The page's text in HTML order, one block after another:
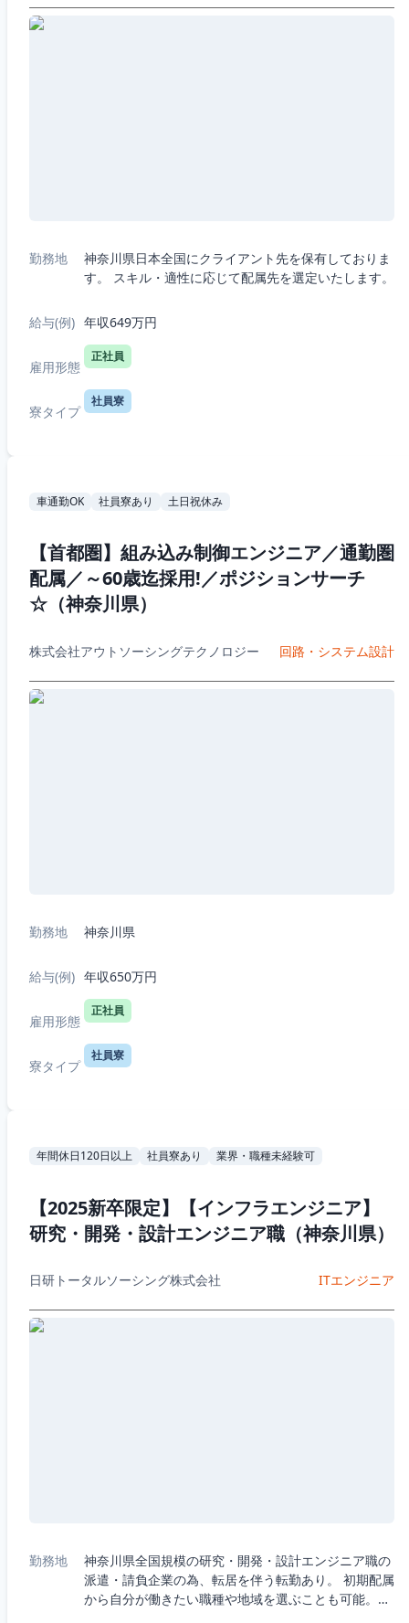
勤務地
神奈川県日本全国にクライアント先を保有しておりま
す。 スキル・適性に応じて配属先を選定いたします。
給与(例) 年収649万円
雇用形態
正社員
寮タイプ
社員寮
車通勤OK 社員寮あり 土日祝休み
【首都圏】組み込み制御エンジニア／通勤圏
配属／～60歳迄採用!／ポジションサーチ
☆（神奈川県）
株式会社アウトソーシングテクノロジー 回路・システム設計
勤務地 神奈川県
給与(例) 年収650万円
雇用形態
正社員
寮タイプ
社員寮
年間休日120日以上 社員寮あり 業界・職種未経験可
【2025新卒限定】【インフラエンジニア】
研究・開発・設計エンジニア職（神奈川県）
日研トータルソーシング株式会社 ITエンジニア
勤務地
神奈川県全国規模の研究・開発・設計エンジニア職の
派遣・請負企業の為、転居を伴う転勤あり。 初期配属
から自分が働きたい職種や地域を選ぶことも可能。・